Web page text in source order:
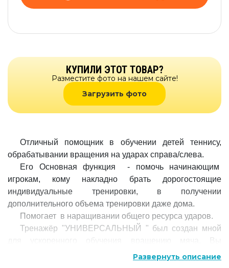
КУПИЛИ ЭТОТ ТОВАР?
Разместите фото на нашем сайте!
Загрузить фото
Отличный помощник в обучении детей теннису,
обрабатывании вращения на ударах справа/слева.
Его Основная функция - помочь начинающим
игрокам, кому накладно брать дорогостоящие
индивидуальные тренировки, в получении
дополнительного объема тренировки даже дома.
Помогает в наращивании общего ресурса ударов.
Тренажёр "УНИВЕРСАЛЬНЫЙ " был создан мной
для ускоренного обучения вращению мяча. Вы
получите возможность отрабатывать дополнительно
Развернуть описание